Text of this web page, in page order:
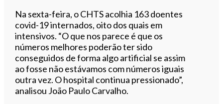
Na sexta-feira, o CHTS acolhia 163 doentes
covid-19 internados, oito dos quais em
intensivos. “O que nos parece é que os
números melhores poderão ter sido
conseguidos de forma algo artificial se assim
ao fosse não estávamos com números iguais
outra vez. O hospital continua pressionado”,
analisou João Paulo Carvalho.